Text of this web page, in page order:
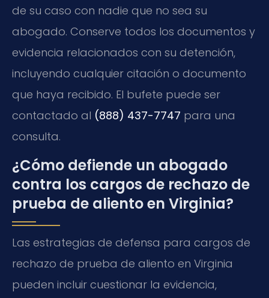
de su caso con nadie que no sea su
abogado. Conserve todos los documentos y
evidencia relacionados con su detención,
incluyendo cualquier citación o documento
que haya recibido. El bufete puede ser
contactado al (888) 437-7747 para una
consulta.
¿Cómo defiende un abogado
contra los cargos de rechazo de
prueba de aliento en Virginia?
Las estrategias de defensa para cargos de
rechazo de prueba de aliento en Virginia
pueden incluir cuestionar la evidencia,